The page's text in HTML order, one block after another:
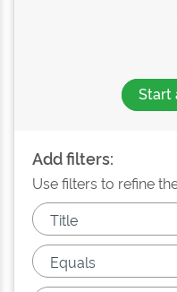
Start
Add filters:
Use filters to refine